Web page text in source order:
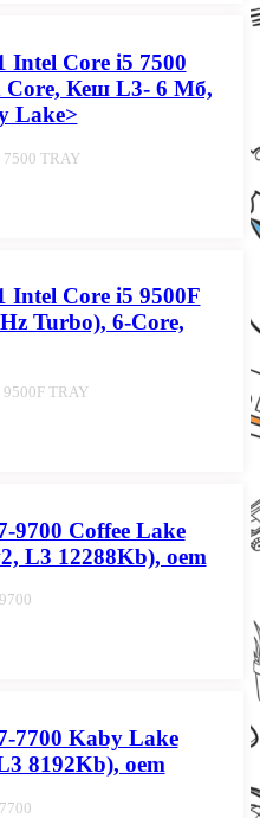
Intel Core i5 7500
Core, Кеш L3- 6 Мб,
Lake>
7500 TRAY
Intel Core i5 9500F
Turbo), 6-Core,
TRAY
9700 Coffee Lake
L3 12288Kb), oem
7700 Kaby Lake
8192Kb), oem